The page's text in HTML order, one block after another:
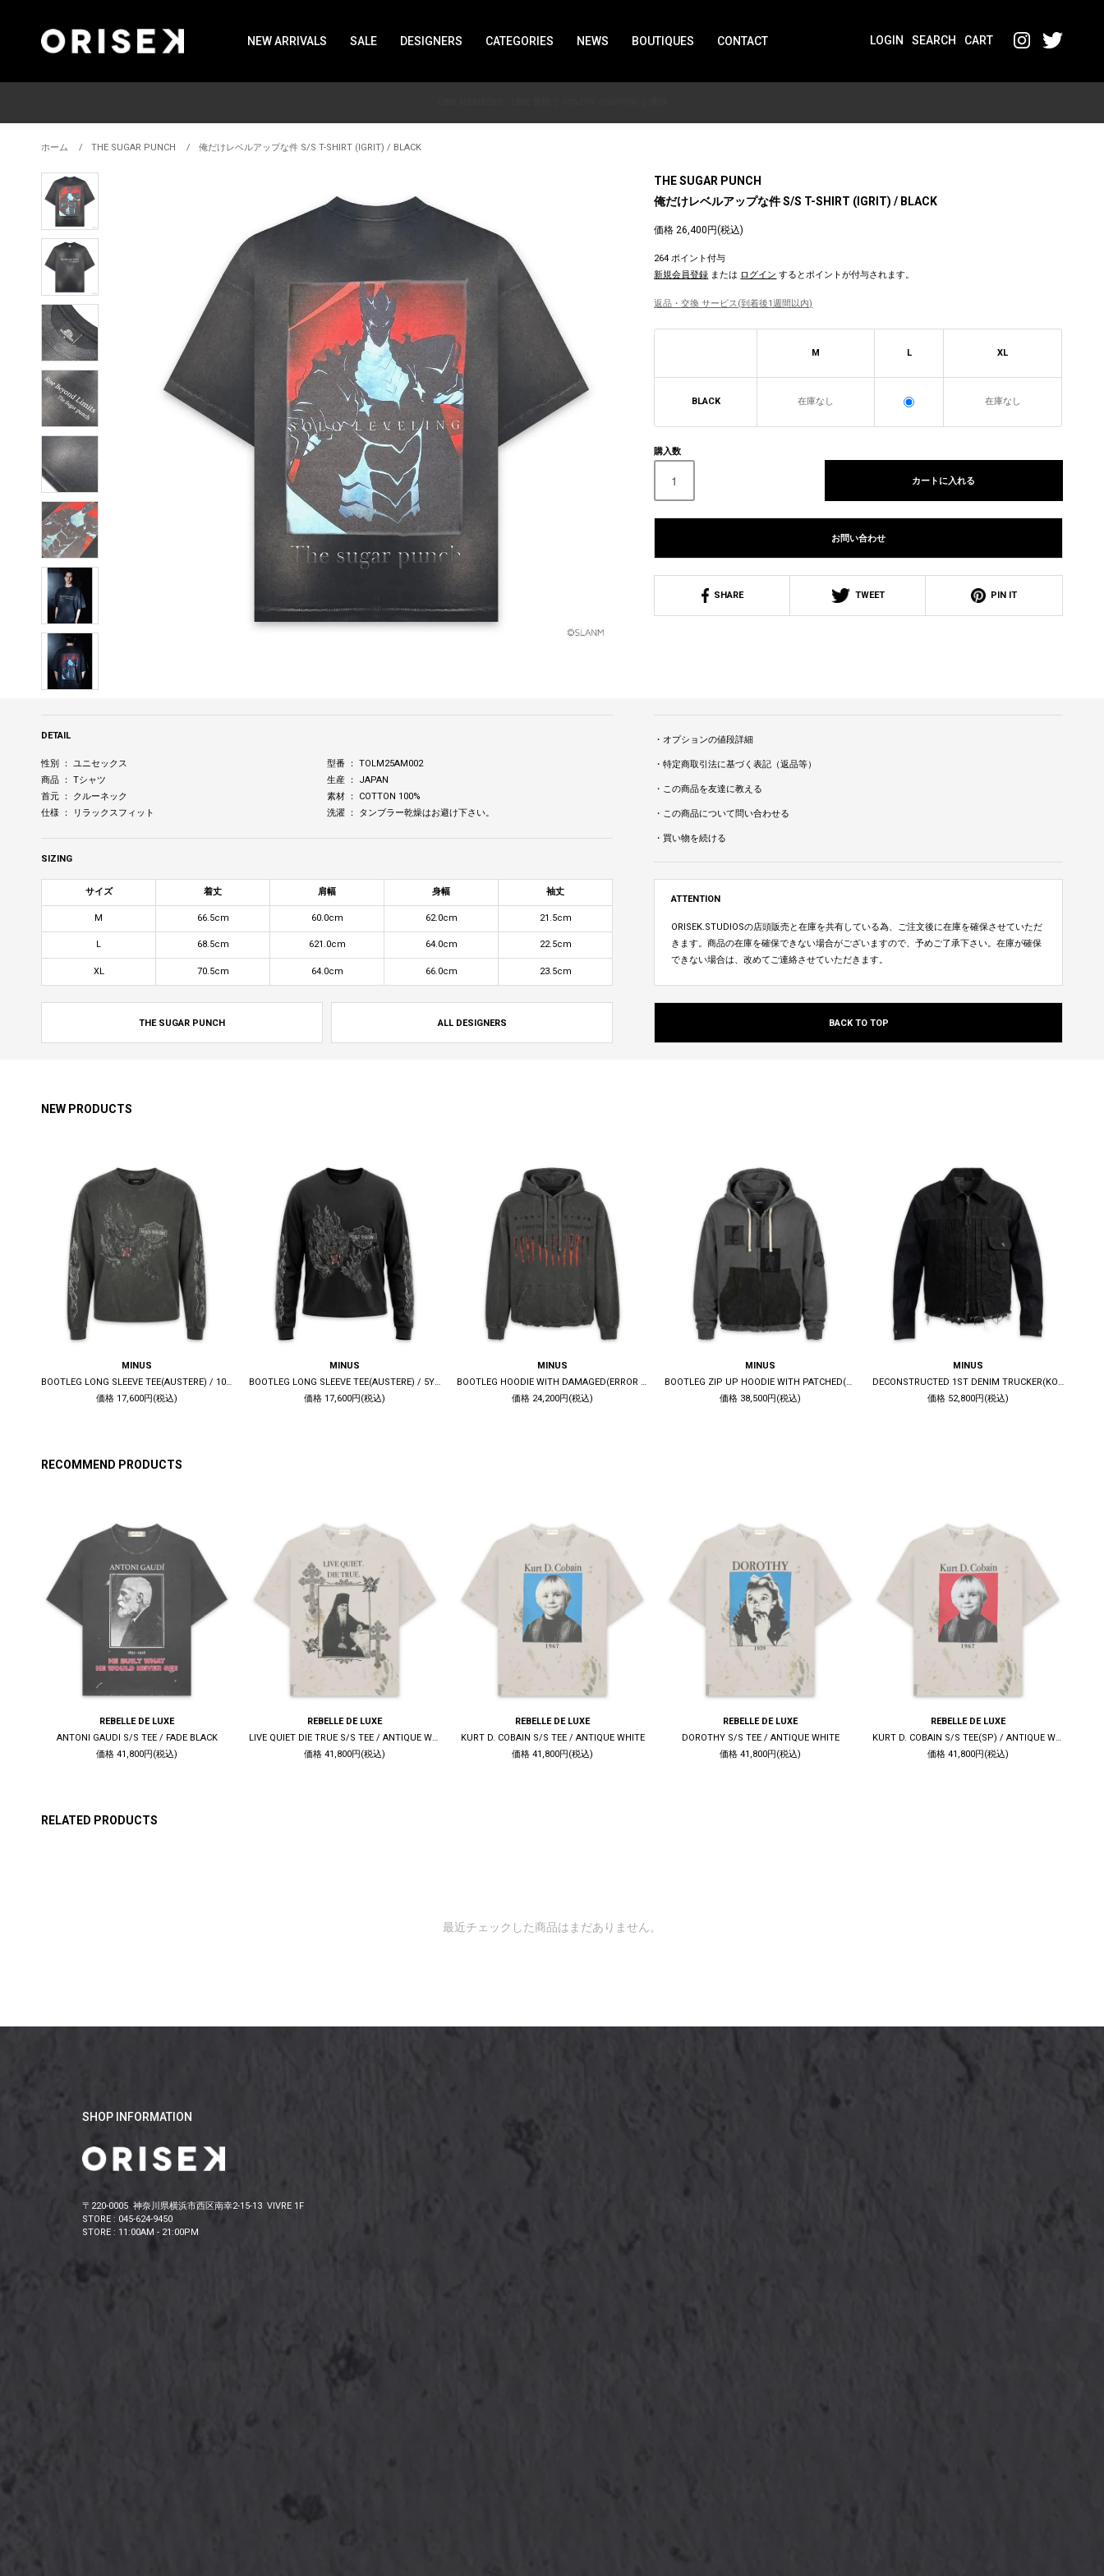
NEW ARRIVALS SALE DESIGNERS CATEGORIES NEWS BOUTIQUES CONTACT LOGIN SEARCH CART
ホーム THE SUGAR PUNCH 俺だけレベルアップな件 S/S T-SHIRT (IGRIT) / BLACK
THE SUGAR PUNCH
俺だけレベルアップな件 S/S T-SHIRT (IGRIT) / BLACK
価格 26,400円(税込)
264 ポイント付与
新規会員登録 または ログイン するとポイントが付与されます。
返品・交換 サービス(到着後1週間以内)
M L XL
BLACK 在庫なし 在庫なし
購入数
カートに入れる
お問い合わせ
SHARE TWEET PIN IT
DETAIL
性別 ： ユニセックス
商品 ： Tシャツ
首元 ： クルーネック
仕様 ： リラックスフィット
型番 ： TOLM25AM002
生産 ： JAPAN
素材 ： COTTON 100%
洗濯 ： タンブラー乾燥はお避け下さい。
SIZING
サイズ 着丈 肩幅 身幅 袖丈
M 66.5cm 60.0cm 62.0cm 21.5cm
L 68.5cm 621.0cm 64.0cm 22.5cm
XL 70.5cm 64.0cm 66.0cm 23.5cm
THE SUGAR PUNCH ALL DESIGNERS
・オプションの値段詳細
・特定商取引法に基づく表記（返品等）
・この商品を友達に教える
・この商品について問い合わせる
・買い物を続ける
ATTENTION
ORISEK.STUDIOSの店頭販売と在庫を共有している為、ご注文後に在庫を確保させていただ
きます。商品の在庫を確保できない場合がございますので、予めご了承下さい。在庫が確保
できない場合は、改めてご連絡させていただきます。
BACK TO TOP
NEW PRODUCTS
MINUS
BOOTLEG LONG SLEEVE TEE(AUSTERE) / 10YEARS BLACK
価格 17,600円(税込)
MINUS
BOOTLEG LONG SLEEVE TEE(AUSTERE) / 5YEARS BLACK
価格 17,600円(税込)
MINUS
BOOTLEG HOODIE WITH DAMAGED(ERROR S) / 10YEARS BLACK
価格 24,200円(税込)
MINUS
BOOTLEG ZIP UP HOODIE WITH PATCHED(MIN) / 10YEARS BLACK
価格 38,500円(税込)
MINUS
DECONSTRUCTED 1ST DENIM TRUCKER(KOJIMA) / BLACK
価格 52,800円(税込)
RECOMMEND PRODUCTS
REBELLE DE LUXE
ANTONI GAUDI S/S TEE / FADE BLACK
価格 41,800円(税込)
REBELLE DE LUXE
LIVE QUIET DIE TRUE S/S TEE / ANTIQUE WHITE
価格 41,800円(税込)
REBELLE DE LUXE
KURT D. COBAIN S/S TEE / ANTIQUE WHITE
価格 41,800円(税込)
REBELLE DE LUXE
DOROTHY S/S TEE / ANTIQUE WHITE
価格 41,800円(税込)
REBELLE DE LUXE
KURT D. COBAIN S/S TEE(SP) / ANTIQUE WHITE
価格 41,800円(税込)
RELATED PRODUCTS
最近チェックした商品はまだありません。
SHOP INFORMATION
〒220-0005 神奈川県横浜市西区南幸2-15-13 VIVRE 1F
STORE : 045-624-9450
STORE : 11:00AM - 21:00PM